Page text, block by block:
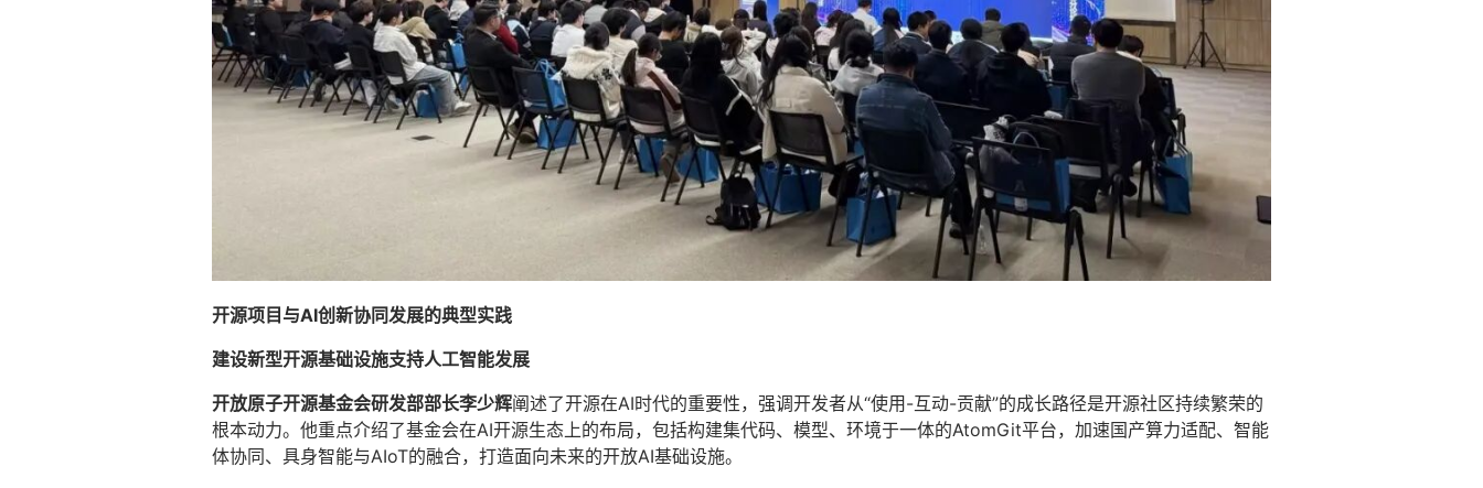
开源项目与AI创新协同发展的典型实践
建设新型开源基础设施支持人工智能发展
开放原子开源基金会研发部部长李少辉阐述了开源在AI时代的重要性，强调开发者从“使用-互动-贡献”的成长路径是开源社区持续繁荣的
根本动力。他重点介绍了基金会在AI开源生态上的布局，包括构建集代码、模型、环境于一体的AtomGit平台，加速国产算力适配、智能
体协同、具身智能与AIoT的融合，打造面向未来的开放AI基础设施。